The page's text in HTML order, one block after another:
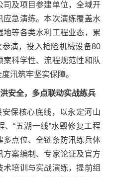
及项目参建单位，全域开
急演练。本次演练覆盖水
等各类水利工程业态，累
演，投入抢险机械设备80
科学性、流程规范性和队
汛筑牢坚实保障。
安全，多点联动实战练兵
保核心底线，以永定河山
“五湖一线”水毁修复工程
多点位、全链条防汛练兵体
案编制、专家论证及官方
培训与实战演练，提前组